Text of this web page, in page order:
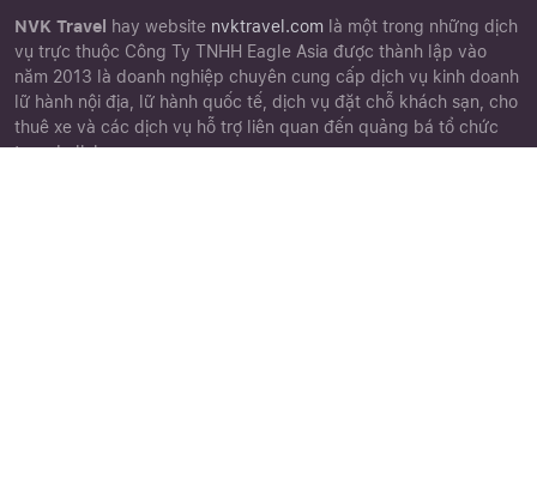
NVK Travel hay website nvktravel.com là một trong những dịch
vụ trực thuộc Công Ty TNHH Eagle Asia được thành lập vào
năm 2013 là doanh nghiệp chuyên cung cấp dịch vụ kinh doanh
lữ hành nội địa, lữ hành quốc tế, dịch vụ đặt chỗ khách sạn, cho
thuê xe và các dịch vụ hỗ trợ liên quan đến quảng bá tổ chức
tour du lịch.